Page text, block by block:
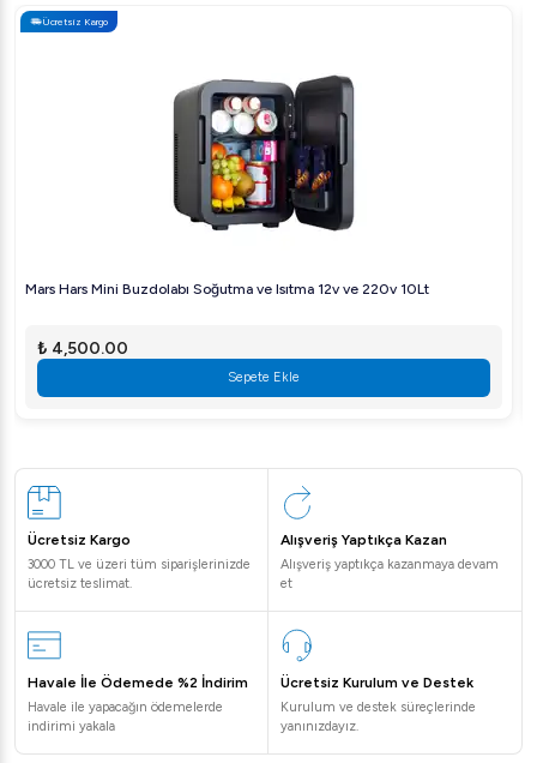
Ücretsiz Kargo
Mars Hars Mini Buzdolabı Soğutma ve Isıtma 12v ve 220v 10Lt
₺ 4,500.00
Sepete Ekle
Ücretsiz Kargo
3000 TL ve üzeri tüm siparişlerinizde
ücretsiz teslimat.
Alışveriş Yaptıkça Kazan
Alışveriş yaptıkça kazanmaya devam
et
Havale İle Ödemede %2 İndirim
Havale ile yapacağın ödemelerde
indirimi yakala
Ücretsiz Kurulum ve Destek
Kurulum ve destek süreçlerinde
yanınızdayız.